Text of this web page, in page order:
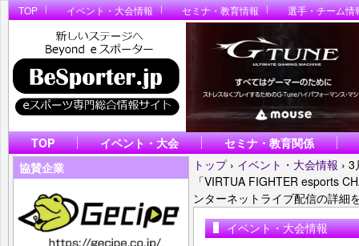
TOP イベント・大会情報 セミナ・教育情報 選手・チーム情
TOP イベント・大会
セミナ・教育関係
協賛企業
トップ › イベント・大会情報 › 3
「VIRTUA FIGHTER esports
ンターネットライブ配信の詳細
イベント・大会情報